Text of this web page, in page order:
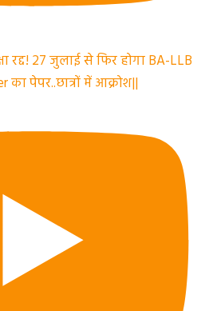
रद्द! 27 जुलाई से फिर होगा BA-LLB
का पेपर..छात्रों में आक्रोश||